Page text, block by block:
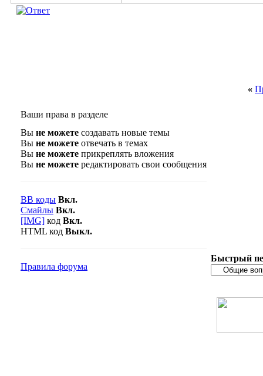
«
Ваши права в разделе
Вы не можете создавать новые темы
Вы не можете отвечать в темах
Вы не можете прикреплять вложения
Вы не можете редактировать свои сообщения
BB коды Вкл.
Смайлы Вкл.
[IMG] код Вкл.
HTML код Выкл.
Правила форума
Быстрый